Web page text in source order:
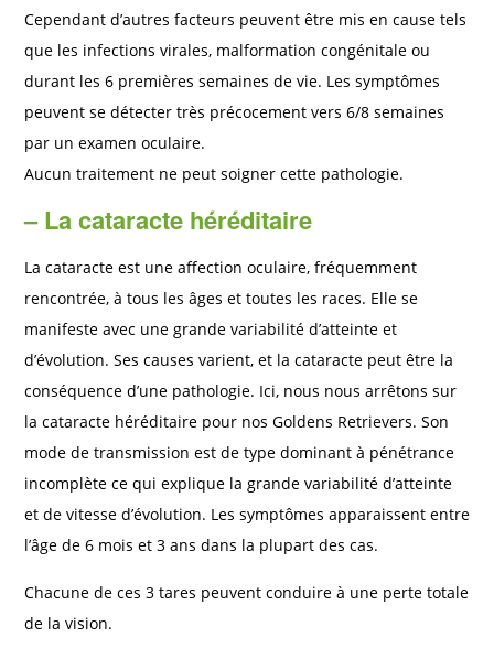
Cependant d’autres facteurs peuvent être mis en cause tels
que les infections virales, malformation congénitale ou
durant les 6 premières semaines de vie. Les symptômes
peuvent se détecter très précocement vers 6/8 semaines
par un examen oculaire.
Aucun traitement ne peut soigner cette pathologie.
–La cataracte héréditaire
La cataracte est une affection oculaire, fréquemment
rencontrée, à tous les âges et toutes les races. Elle se
manifeste avec une grande variabilité d’atteinte et
d’évolution. Ses causes varient, et la cataracte peut être la
conséquence d’une pathologie. Ici, nous nous arrêtons sur
la cataracte héréditaire pour nos Goldens Retrievers. Son
mode de transmission est de type dominant à pénétrance
incomplète ce qui explique la grande variabilité d’atteinte
et de vitesse d’évolution. Les symptômes apparaissent entre
l’âge de 6 mois et 3 ans dans la plupart des cas.
Chacune de ces 3 tares peuvent conduire à une perte totale
de la vision.